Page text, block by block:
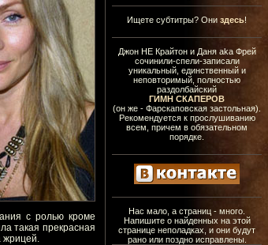
с ролью кроме
такая прекрасная
жрицей.
Ищете субтитры? Они здесь!
Джон НЕ Крайтон и Даня aka Фрей
сочинили-спели-записали
уникальный, единственный и
неповторимый, полностью
раздолбайский
ГИМН СКАПЕРОВ
(он же - Фарскаповская застольная).
Рекомендуется к прослушиванию
всем, причем в обязательном
порядке.
Нас мало, а страниц - много.
Напишите о найденных на этой
странице неполадках, и они будут
рано или поздно исправлены.